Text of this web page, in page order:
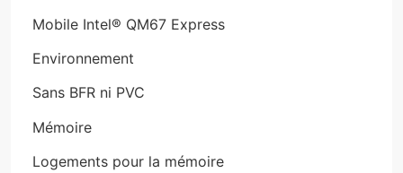
Mobile Intel® QM67 Express
Environnement
Sans BFR ni PVC
Mémoire
Logements pour la mémoire